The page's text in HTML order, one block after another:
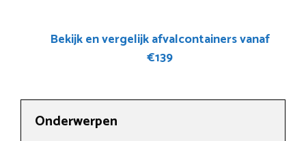
Bekijk en vergelijk afvalcontainers vanaf
€139
Onderwerpen